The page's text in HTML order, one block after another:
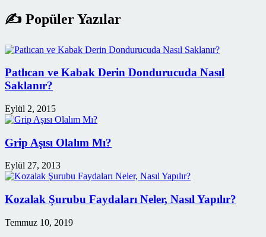
✍ Popüler Yazılar
Patlıcan ve Kabak Derin Dondurucuda Nasıl
Saklanır?
Eylül 2, 2015
Grip Aşısı Olalım Mı?
Eylül 27, 2013
Kozalak Şurubu Faydaları Neler, Nasıl Yapılır?
Temmuz 10, 2019